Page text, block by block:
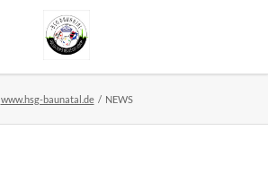
www.hsg-baunatal.de NEWS